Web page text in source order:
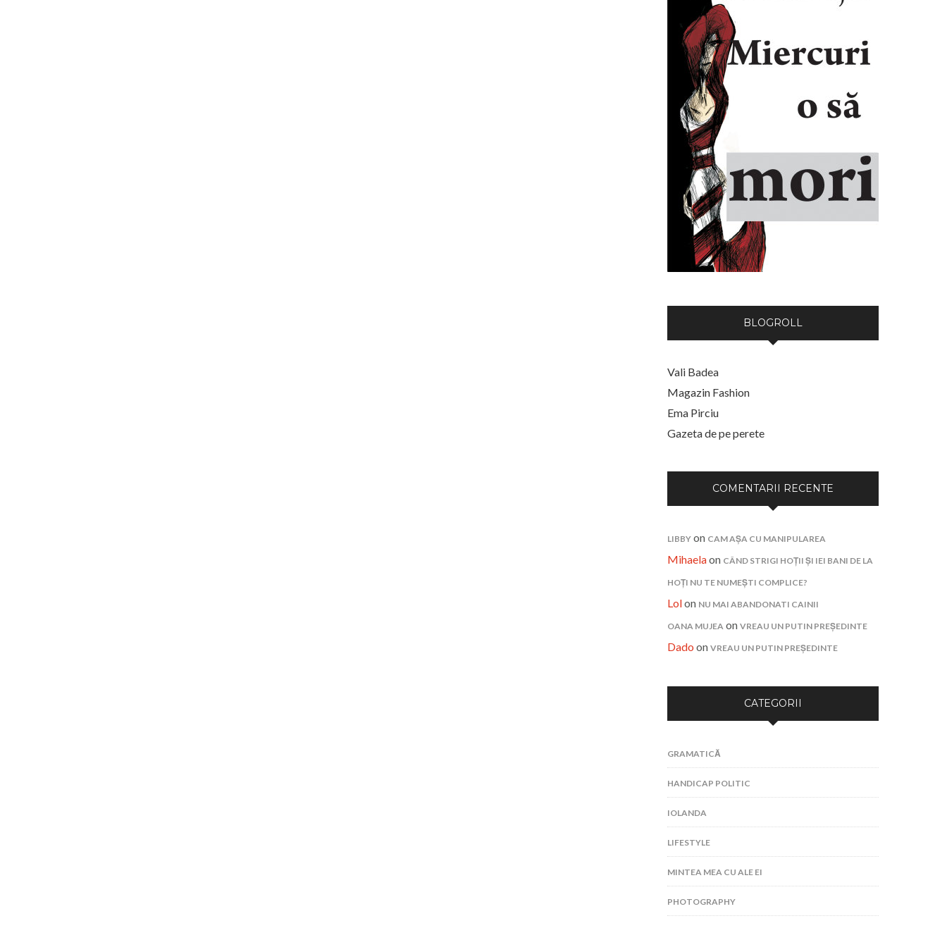
BLOGROLL
Vali Badea
Magazin Fashion
Ema Pirciu
Gazeta de pe perete
COMENTARII RECENTE
LIBBY on CAM AȘA CU MANIPULAREA
Mihaelaon CÂND STRIGI HOȚII ȘI IEI BANI DE LA
HOȚI NU TE NUMEȘTI COMPLICE?
Lolon NU MAI ABANDONATI CAINII
OANA MUJEA on VREAU UN PUTIN PREȘEDINTE
Dado on VREAU UN PUTIN PREȘEDINTE
CATEGORII
GRAMATICĂ
HANDICAP POLITIC
IOLANDA
LIFESTYLE
MINTEA MEA CU ALE EI
PHOTOGRAPHY